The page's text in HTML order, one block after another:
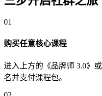
01
购买任意核心课程
进入上方的《品牌师 3.0》
名并支付课程包。